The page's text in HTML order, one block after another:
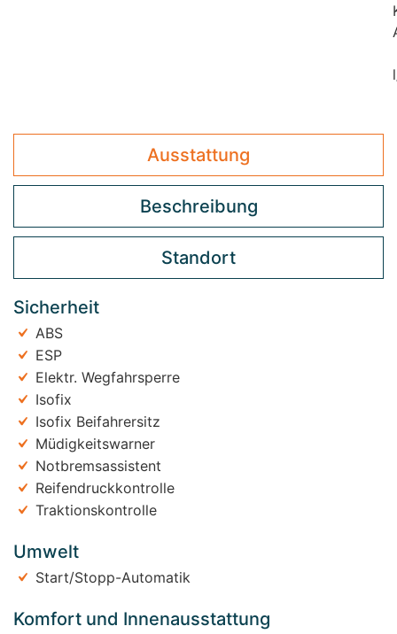
Ausstattung
Beschreibung
Standort
Sicherheit
ABS
ESP
Elektr. Wegfahrsperre
Isofix
Isofix Beifahrersitz
Müdigkeitswarner
Notbremsassistent
Reifendruckkontrolle
Traktionskontrolle
Umwelt
Start/Stopp-Automatik
Komfort und Innenausstattung